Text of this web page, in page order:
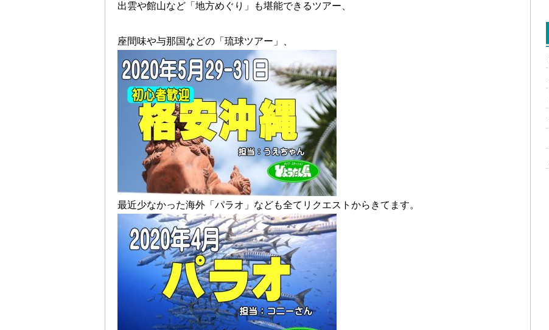
出雲や館山など「地方めぐり」も堪能できるツアー、
座間味や与那国などの「琉球ツアー」、
最近少なかった海外「パラオ」なども全てリクエストからきてます。